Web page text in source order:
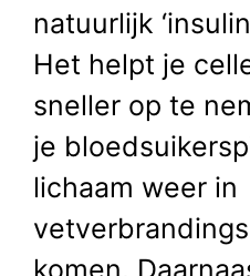
natuurlijk
Het helpt je
sneller op te
je
lichaam weer in
komen.